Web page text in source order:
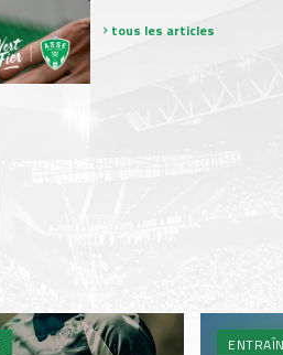
tous les articles